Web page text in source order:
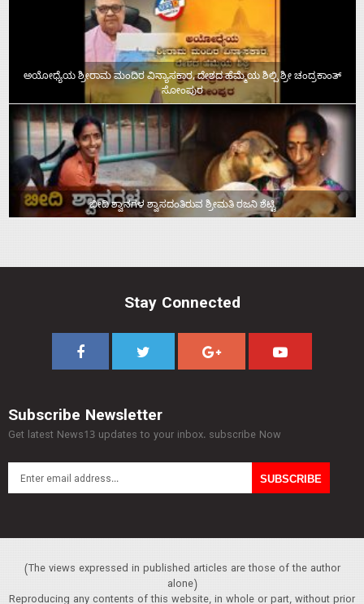
ಅಯೋಧ್ಯೆಯ ಶ್ರೀರಾಮ ಮಂದಿರ ವಿನ್ಯಾಸಕಾರ, ದೇಶದ ಹೆಮ್ಮೆಯ ಶಿಲ್ಪಿ ಶ್ರೀ ಚಂದ್ರಕಾಂತ್‌
ಸೋಂಪುರ
ಬೀದಿ ಶ್ವಾನಗಳ ಶ್ವಾಸದಂತಿರುವ ಶ್ರೀಮತಿ ರಜನಿ ಶೆಟ್ಟಿ
Stay Connected
Subscribe Newsletter
Get latest News13 updates to your inbox. subscribe Now
(The views expressed in published articles are those of the author
alone)
Reproducing any contents of this website, in whole or part, without prior